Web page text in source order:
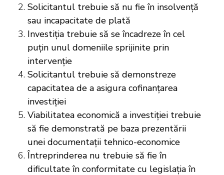
Solicitantul trebuie să nu fie în insolvență
sau incapacitate de plată
Investiția trebuie să se încadreze în cel
puțin unul domeniile sprijinite prin
intervenție
Solicitantul trebuie să demonstreze
capacitatea de a asigura cofinanțarea
investiției
Viabilitatea economică a investiției trebuie
să fie demonstrată pe baza prezentării
unei documentații tehnico-economice
Întreprinderea nu trebuie să fie în
dificultate în conformitate cu legislația în